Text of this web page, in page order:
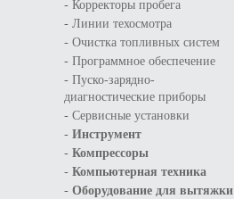
- Корректоры пробега
- Линии техосмотра
- Очистка топливных систем
- Программное обеспечение
- Пуско-зарядно-
диагностические приборы
- Сервисные установки
- Инструмент
- Компрессоры
- Компьютерная техника
- Оборудование для вытяжки